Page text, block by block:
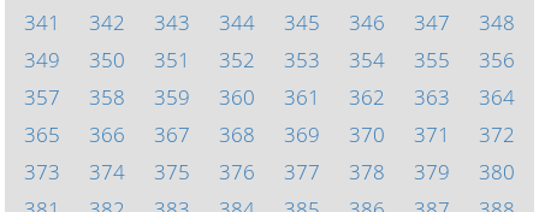
341
342 343 344 345 346 347
348
349
350 351 352 353 354 355
356
357
358 359 360 361 362 363
364
365
366 367 368 369 370 371
372
373
374 375 376 377 378 379
380